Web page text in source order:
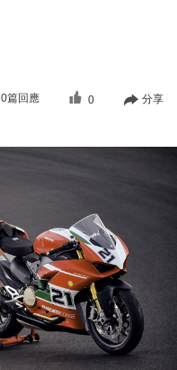
0篇回應 0 分享